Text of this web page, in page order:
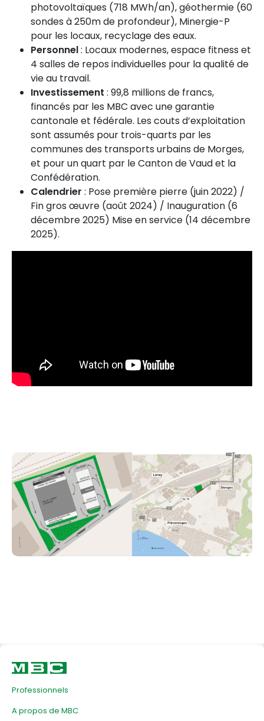
photovoltaïques (718 MWh/an), géothermie (60
sondes à 250m de profondeur), Minergie-P
pour les locaux, recyclage des eaux.
Personnel: Locaux modernes, espace fitness et
4 salles de repos individuelles pour la qualité de
vie au travail.
Investissement : 99,8 millions de francs,
financés par les MBC avec une garantie
cantonale et fédérale. Les couts d’exploitation
sont assumés pour trois-quarts par les
communes des transports urbains de Morges,
et pour un quart par le Canton de Vaud et la
Confédération.
Calendrier : Pose première pierre (juin 2022) /
Fin gros œuvre (août 2024) / Inauguration (6
décembre 2025) Mise en service (14 décembre
2025).
Professionnels
A propos de MBC